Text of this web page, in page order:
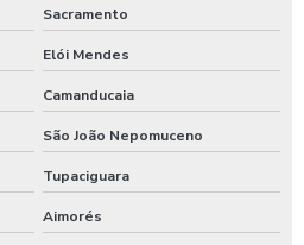
Sacramento
Elói Mendes
Camanducaia
São João Nepomuceno
Tupaciguara
Aimorés